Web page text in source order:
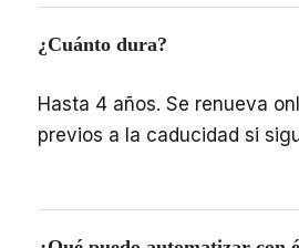
¿Cuánto dura?
Hasta 4 años. Se renueva
previos a la caducidad si